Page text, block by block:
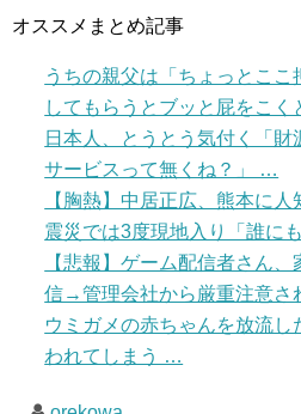
オススメまとめ記事
うちの親父は「ちょっとこ
してもらうとブッと屁をこ
日本人、とうとう気付く「
サービスって無くね？」 …
【胸熱】中居正広、熊本に
震災では3度現地入り「誰に
【悲報】ゲーム配信者さん
信→管理会社から厳重注意さ
ウミガメの赤ちゃんを放流
われてしまう …